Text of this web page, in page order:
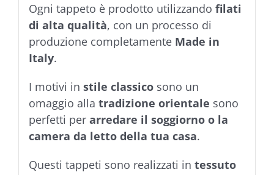
Ogni tappeto è prodotto utilizzando filati
di alta qualità, con un processo di
produzione completamente Made in
Italy.
I motivi in stile classicosono un
omaggio alla tradizione orientale sono
perfetti per arredare il soggiorno o la
camera da letto della tua casa.
Questi tappeti sono realizzati in tessuto